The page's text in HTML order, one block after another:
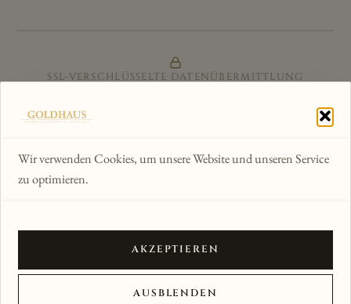
Wir verwenden Cookies, um unsere Website und unseren Service
zu optimieren.
AKZEPTIEREN
AUSBLENDEN
SSL-VERSCHLÜSSELTE DATENÜBERMITTLUNG
© 2012–2026 Goldhaus am Kornmarkt · Alle Rechte